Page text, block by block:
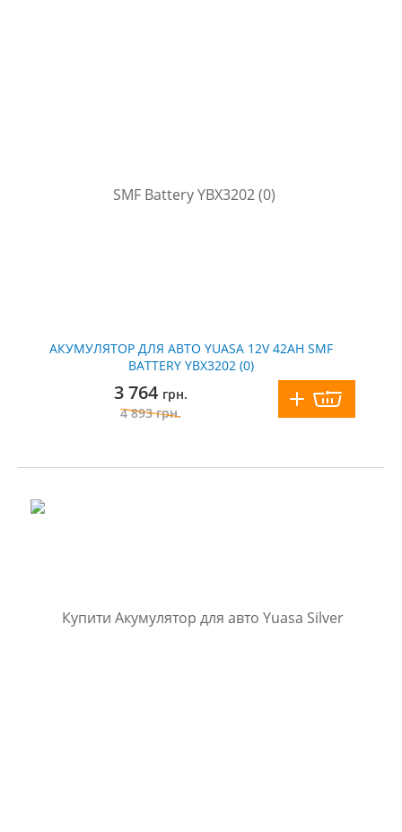
АКУМУЛЯТОР ДЛЯ АВТО YUASA 12V 42AH SMF
BATTERY YBX3202 (0)
3 764 грн.
4 893грн.